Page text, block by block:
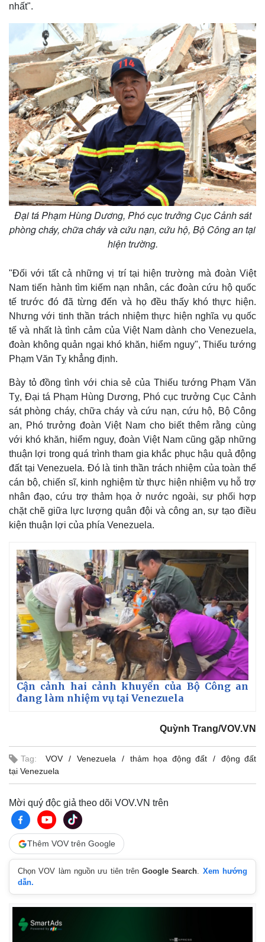
Kinh tế
Bất động sản
Khởi nghiệp
Thị trường
Giá vàng
Tiêu dùng
Tỷ giá
Chứng khoán
Giá cà phê
nhất".
Đại tá Phạm Hùng Dương, Phó cục trưởng Cục Cảnh sát
phòng cháy, chữa cháy và cứu nạn, cứu hộ, Bộ Công an tại
hiện trường.
"Đối với tất cả những vị trí tại hiện trường mà đoàn Việt
Nam tiến hành tìm kiếm nạn nhân, các đoàn cứu hộ quốc
tế trước đó đã từng đến và họ đều thấy khó thực hiện.
Nhưng với tinh thần trách nhiệm thực hiện nghĩa vụ quốc
tế và nhất là tình cảm của Việt Nam dành cho Venezuela,
đoàn không quản ngại khó khăn, hiểm nguy", Thiếu tướng
Phạm Văn Tỵ khẳng định.
Bày tỏ đồng tình với chia sẻ của Thiếu tướng Phạm Văn
Tỵ, Đại tá Phạm Hùng Dương, Phó cục trưởng Cục Cảnh
sát phòng cháy, chữa cháy và cứu nạn, cứu hộ, Bộ Công
an, Phó trưởng đoàn Việt Nam cho biết thêm rằng cùng
với khó khăn, hiểm nguy, đoàn Việt Nam cũng gặp những
thuận lợi trong quá trình tham gia khắc phục hậu quả động
đất tại Venezuela. Đó là tinh thần trách nhiệm của toàn thể
cán bộ, chiến sĩ, kinh nghiệm từ thực hiện nhiệm vụ hỗ trợ
nhân đạo, cứu trợ thảm họa ở nước ngoài, sự phối hợp
chặt chẽ giữa lực lượng quân đội và công an, sự tạo điều
kiện thuận lợi của phía Venezuela.
Cận cảnh hai cảnh khuyển của Bộ Công an
đang làm nhiệm vụ tại Venezuela
Quỳnh Trang/VOV.VN
Tag: VOV Venezuela thảm họa động đất
động đất
tại Venezuela
Mời quý độc giả theo dõi VOV.VN trên
Thêm VOV trên Google
Chọn VOV làm nguồn ưu tiên trênGoogle Search. Xem hướng
dẫn.